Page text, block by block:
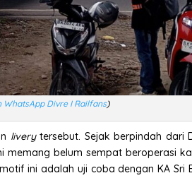
WhatsApp Divre I Railfans)
liverytersebut. Sejak berpindah dari
memang belum sempat beroperasi
ini adalah uji coba dengan KA Sri